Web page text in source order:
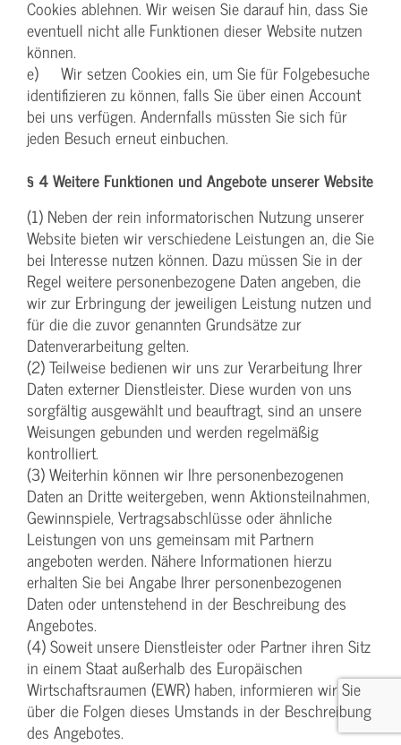
Cookies ablehnen. Wir weisen Sie darauf hin, dass Sie
eventuell nicht alle Funktionen dieser Website nutzen
können.
e) Wir setzen Cookies ein, um Sie für Folgebesuche
identifizieren zu können, falls Sie über einen Account
bei uns verfügen. Andernfalls müssten Sie sich für
jeden Besuch erneut einbuchen.
§ 4 Weitere Funktionen und Angebote unserer Website
(1) Neben der rein informatorischen Nutzung unserer
Website bieten wir verschiedene Leistungen an, die Sie
bei Interesse nutzen können. Dazu müssen Sie in der
Regel weitere personenbezogene Daten angeben, die
wir zur Erbringung der jeweiligen Leistung nutzen und
für die die zuvor genannten Grundsätze zur
Datenverarbeitung gelten.
(2) Teilweise bedienen wir uns zur Verarbeitung Ihrer
Daten externer Dienstleister. Diese wurden von uns
sorgfältig ausgewählt und beauftragt, sind an unsere
Weisungen gebunden und werden regelmäßig
kontrolliert.
(3) Weiterhin können wir Ihre personenbezogenen
Daten an Dritte weitergeben, wenn Aktionsteilnahmen,
Gewinnspiele, Vertragsabschlüsse oder ähnliche
Leistungen von uns gemeinsam mit Partnern
angeboten werden. Nähere Informationen hierzu
erhalten Sie bei Angabe Ihrer personenbezogenen
Daten oder untenstehend in der Beschreibung des
Angebotes.
(4) Soweit unsere Dienstleister oder Partner ihren Sitz
in einem Staat außerhalb des Europäischen
Wirtschaftsraumen (EWR) haben, informieren wir Sie
über die Folgen dieses Umstands in der Beschreibung
des Angebotes.